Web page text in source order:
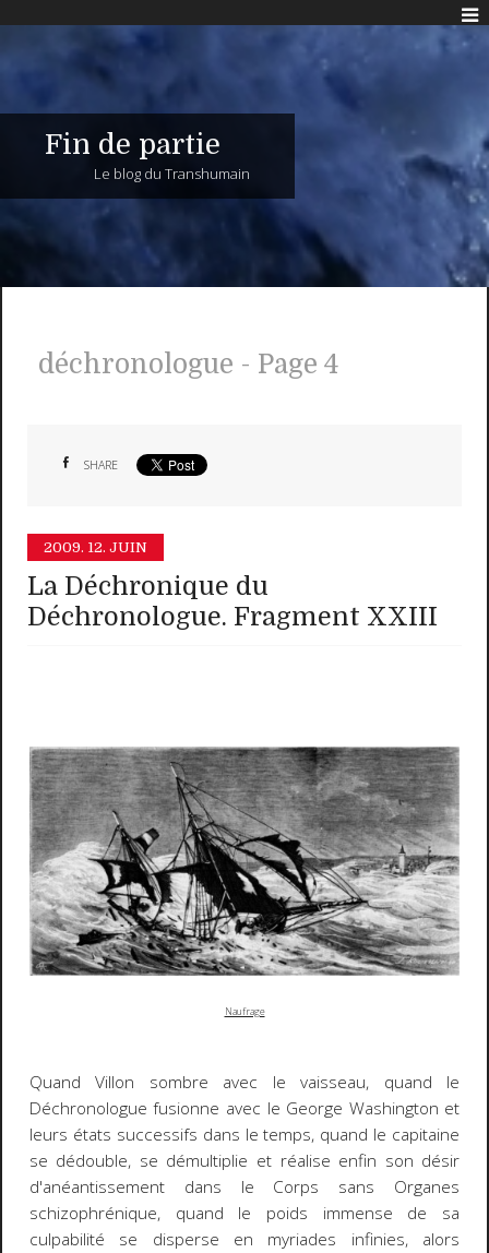
Fin de partie
Le blog du Transhumain
déchronologue - Page 4
SHARE
2009. 12. JUIN
La Déchronique du
Déchronologue. Fragment XXIII
Naufrage
Quand Villon sombre avec le vaisseau, quand le
Déchronologue fusionne avec le George Washington et
leurs états successifs dans le temps, quand le capitaine
se dédouble, se démultiplie et réalise enfin son désir
d'anéantissement dans le Corps sans Organes
schizophrénique, quand le poids immense de sa
culpabilité se disperse en myriades infinies, alors